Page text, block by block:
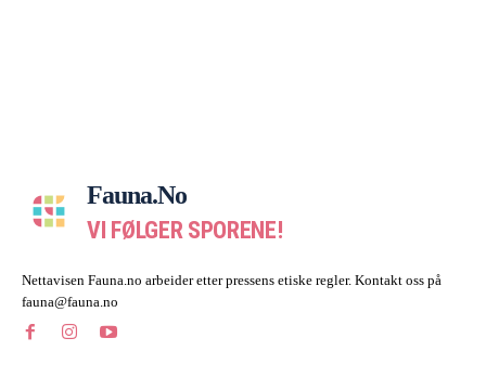
Fauna.no
VI FØLGER SPORENE!
Nettavisen Fauna.no arbeider etter pressens etiske regler. Kontakt oss på
fauna@fauna.no